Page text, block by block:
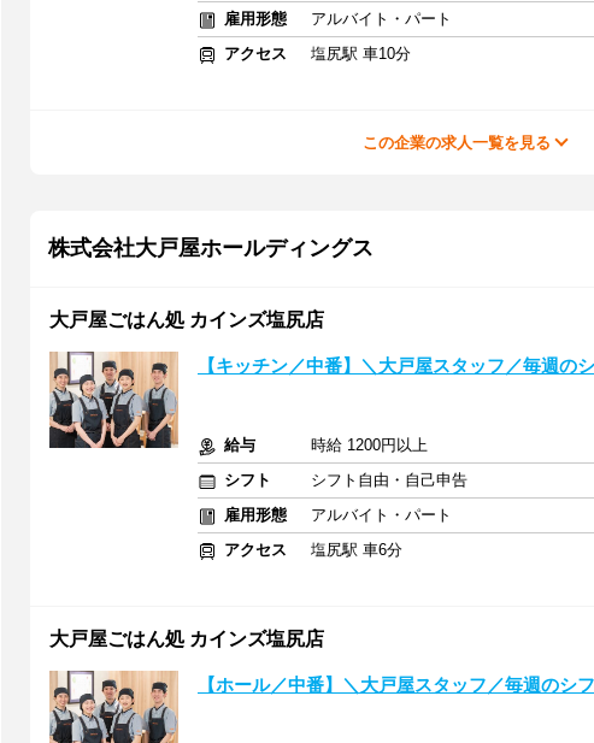
雇用形態
アルバイト・パート
アクセス
塩尻駅 車10分
この企業の求人一覧を見る
株式会社大戸屋ホールディングス
大戸屋ごはん処 カインズ塩尻店
【キッチン／中番】＼大戸屋スタッフ／毎週の
給与
時給 1200円以上
シフト
シフト自由・自己申告
雇用形態
アルバイト・パート
アクセス
塩尻駅 車6分
大戸屋ごはん処 カインズ塩尻店
【ホール／中番】＼大戸屋スタッフ／毎週のシ